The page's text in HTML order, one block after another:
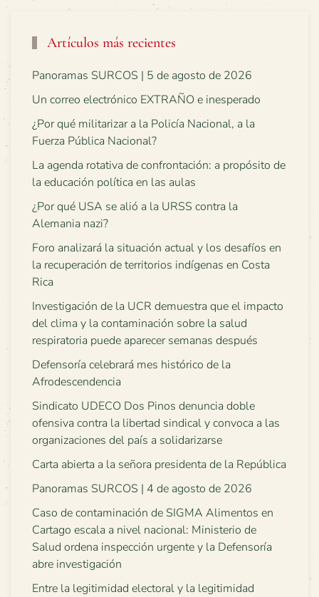
Artículos más recientes
Panoramas SURCOS | 5 de agosto de 2026
Un correo electrónico EXTRAÑO e inesperado
¿Por qué militarizar a la Policía Nacional, a la
Fuerza Pública Nacional?
La agenda rotativa de confrontación: a propósito de
la educación política en las aulas
¿Por qué USA se alió a la URSS contra la
Alemania nazi?
Foro analizará la situación actual y los desafíos en
la recuperación de territorios indígenas en Costa
Rica
Investigación de la UCR demuestra que el impacto
del clima y la contaminación sobre la salud
respiratoria puede aparecer semanas después
Defensoría celebrará mes histórico de la
Afrodescendencia
Sindicato UDECO Dos Pinos denuncia doble
ofensiva contra la libertad sindical y convoca a las
organizaciones del país a solidarizarse
Carta abierta a la señora presidenta de la República
Panoramas SURCOS | 4 de agosto de 2026
Caso de contaminación de SIGMA Alimentos en
Cartago escala a nivel nacional: Ministerio de
Salud ordena inspección urgente y la Defensoría
abre investigación
Entre la legitimidad electoral y la legitimidad